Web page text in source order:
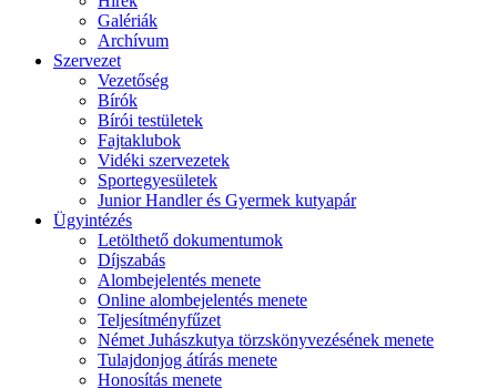
Galériák
Archívum
Szervezet
Vezetőség
Bírók
Bírói testületek
Fajtaklubok
Vidéki szervezetek
Sportegyesületek
Junior Handler és Gyermek kutyapár
Ügyintézés
Letölthető dokumentumok
Díjszabás
Alombejelentés menete
Online alombejelentés menete
Teljesítményfűzet
Német Juhászkutya törzskönyvezésének menete
Tulajdonjog átírás menete
Honosítás menete